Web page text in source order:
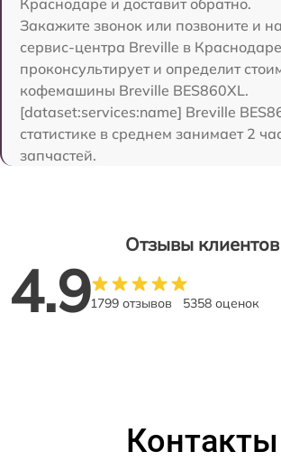
Закажите звонок или позвоните и
сервис-центра Breville в Краснодаре
проконсультирует и определит
кофемашины Breville BES860XL.
[dataset:services:name] Breville
статистике в среднем занимает 2
запчастей.
Отзывы клиентов
4.91799 отзывов 5358 оценок
Контакты